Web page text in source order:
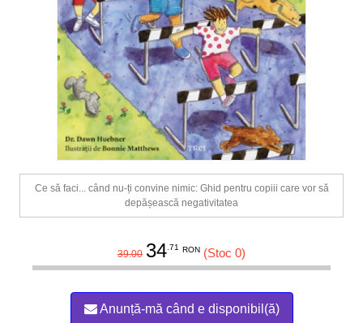
Ce să faci... când nu-ți convine nimic: Ghid pentru copiii care vor să
depășească negativitatea
39.00 34.71 RON (Stoc 0)
Anunță-mă când e disponibil(ă)